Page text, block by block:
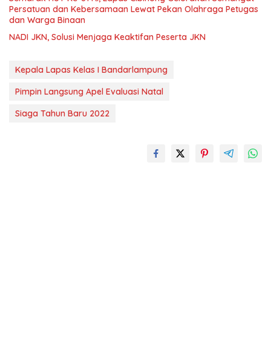
Persatuan dan Kebersamaan Lewat Pekan Olahraga Petugas
dan Warga Binaan
NADI JKN, Solusi Menjaga Keaktifan Peserta JKN
Kepala Lapas Kelas I Bandarlampung
Pimpin Langsung Apel Evaluasi Natal
Siaga Tahun Baru 2022